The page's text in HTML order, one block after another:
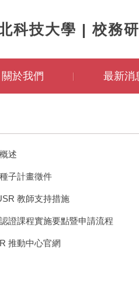
科技大學 | 校務
關於我們 最新消
述
子計畫徵件
教師支持措施
證課程實施要點暨申請流程
推動中心官網